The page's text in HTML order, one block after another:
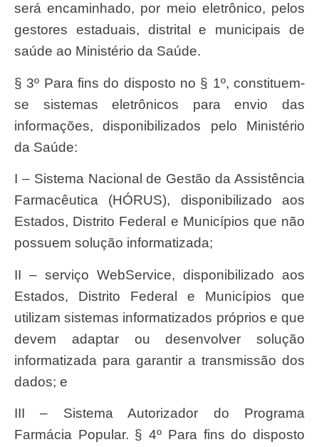
será encaminhado, por meio eletrônico, pelos
gestores estaduais, distrital e municipais de
saúde ao Ministério da Saúde.
§ 3º Para fins do disposto no § 1º, constituem-
se sistemas eletrônicos para envio das
informações, disponibilizados pelo Ministério
da Saúde:
I – Sistema Nacional de Gestão da Assistência
Farmacêutica (HÓRUS), disponibilizado aos
Estados, Distrito Federal e Municípios que não
possuem solução informatizada;
II – serviço WebService, disponibilizado aos
Estados, Distrito Federal e Municípios que
utilizam sistemas informatizados próprios e que
devem adaptar ou desenvolver solução
informatizada para garantir a transmissão dos
dados; e
III – Sistema Autorizador do Programa
Farmácia Popular. § 4º Para fins do disposto